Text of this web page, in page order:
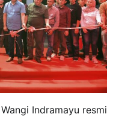
Indramayu resmi